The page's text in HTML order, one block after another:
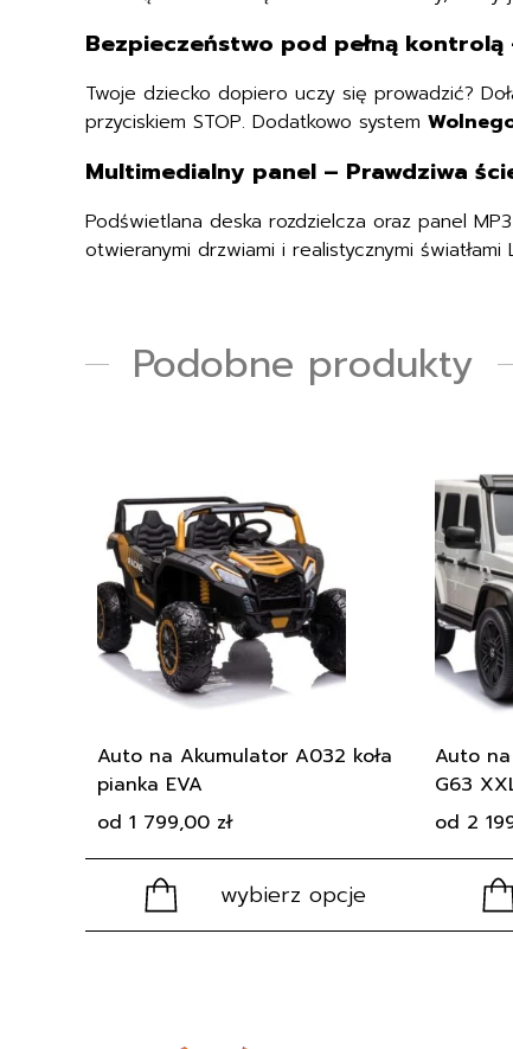
Bezpieczeństwo pod pełną
Twoje dziecko dopiero uczy się prowadzić?
przyciskiem STOP. Dodatkowo system
Multimedialny panel – Prawdziwa
Podświetlana deska rozdzielcza oraz panel
otwieranymi drzwiami i realistycznymi
Podobne produkty
Auto na Akumulator A032 koła
pianka EVA
od 1 799,00 zł
wybierz opcje
wiele
wariantów.
Opcje
można
wybrać
Auto
G63
od 2
produkt
ma
wiele
Opcje
można
wybrać
na
stronie